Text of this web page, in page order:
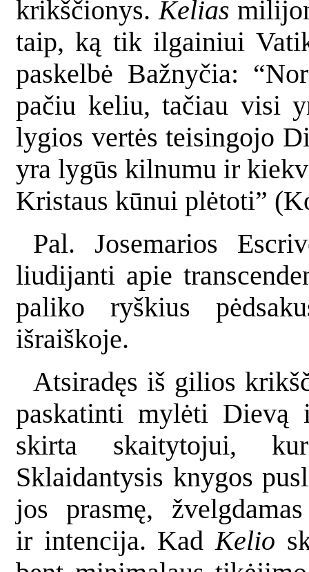
krikščionys. Kelias
taip, ką tik ilgainiui
paskelbė Bažnyčia:
pačiu keliu, tačiau visi
lygios vertės teisingojo
yra lygūs kilnumu ir
Kristaus kūnui plėtoti”
Pal. Josemarios
liudijanti apie
paliko ryškius
išraiškoje.
Atsiradęs iš gilios
paskatinti mylėti Dievą
skirta skaitytojui,
Sklaidantysis knygos
jos prasmę,
ir intencija. KadKelio